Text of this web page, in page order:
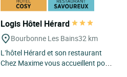
Logis Hôtel Hérard
Bourbonne Les Bains32 km
L’hôtel Hérard et son restaurant
Chez Maxime vous accueillent pour